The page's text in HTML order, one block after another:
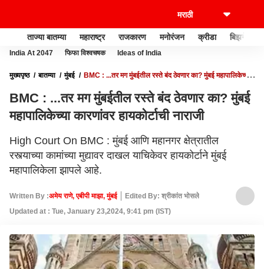
ताज्या बातम्या महाराष्ट्र राजकारण मनोरंजन क्रीडा बिझनेस
India At 2047 फिफा विश्वचषक Ideas of India
मुख्यपृष्ठ बातम्या मुंबई
BMC : ...तर मग मुंबईतील रस्ते बंद ठेवणार का? मुंबई महापालिकेच्या
BMC : ...तर मग मुंबईतील रस्ते बंद ठेवणार का? मुंबई
महापालिकेच्या कारणांवर हायकोर्टाची नाराजी
High Court On BMC : मुंबई आणि महानगर क्षेत्रातील
रस्त्याच्या कामांच्या मुद्यावर दाखल याचिकेवर हायकोर्टाने मुंबई
महापालिकेला झापले आहे.
Written By :अमेय राणे, एबीपी माझा, मुंबई
Edited By: श्रीकांत भोसले
Updated at : Tue, January 23,2024, 9:41 pm (IST)